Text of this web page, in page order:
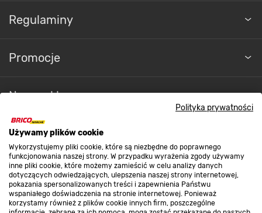
Polityka prywatności
Używamy plików cookie
Wykorzystujemy pliki cookie, które są niezbędne do poprawnego
funkcjonowania naszej strony. W przypadku wyrażenia zgody używamy
inne pliki cookie, które możemy zamieścić w celu analizy danych
dotyczących odwiedzających, ulepszenia naszej strony internetowej,
pokazania spersonalizowanych treści i zapewnienia Państwu
wspaniałego doświadczenia na stronie internetowej. Ponieważ
korzystamy również z plików cookie innych firm, poszczególne
Regulaminy
Promocje
Nasze sklepy
O nas
Kontakt do sklepu
Strefa biznesu